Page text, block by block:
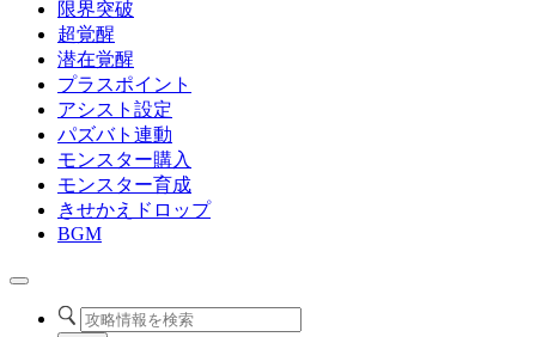
限界突破
超覚醒
潜在覚醒
プラスポイント
アシスト設定
パズバト連動
モンスター購入
モンスター育成
きせかえドロップ
BGM